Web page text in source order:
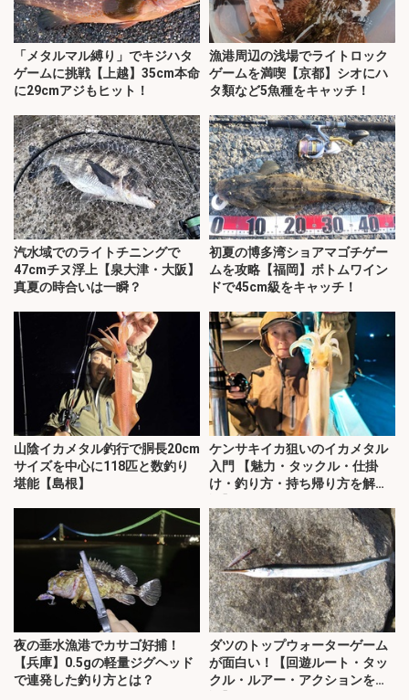
「メタルマル縛り」でキジハタ
ゲームに挑戦【上越】35cm本命
に29cmアジもヒット！
漁港周辺の浅場でライトロック
ゲームを満喫【京都】シオにハ
タ類など5魚種をキャッチ！
汽水域でのライトチニングで
47cmチヌ浮上【泉大津・大阪】
真夏の時合いは一瞬？
初夏の博多湾ショアマゴチゲー
ムを攻略【福岡】ボトムワイン
ドで45cm級をキャッチ！
山陰イカメタル釣行で胴長20cm
サイズを中心に118匹と数釣り
堪能【島根】
ケンサキイカ狙いのイカメタル
入門 【魅力・タックル・仕掛
け・釣り方・持ち帰り方を解
夜の垂水漁港でカサゴ好捕！
【兵庫】0.5gの軽量ジグヘッド
で連発した釣り方とは？
ダツのトップウォーターゲーム
が面白い！【回遊ルート・タッ
クル・ルアー・アクションを解